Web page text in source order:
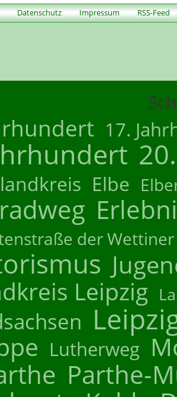
Datenschutz Impressum RSS-Feed
17.
Elbe
der Wettiner
Leipzig
Lutherweg
Parthe-